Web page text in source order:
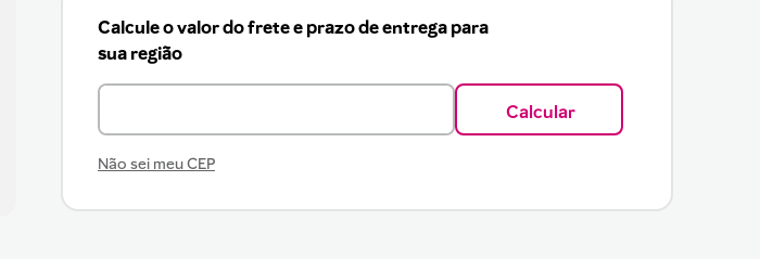
Calcule o valor do frete e prazo de entrega para
sua região
Não sei meu CEP